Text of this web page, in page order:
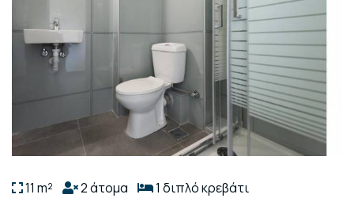
11 m² 2 άτομα
1 διπλό κρεβάτι